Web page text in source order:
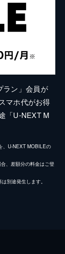
ラン」会員が
マホ代がお得
「U-NEXT M
、U-NEXT MOBILEの
、差額分の料金はご登
別途発生します。